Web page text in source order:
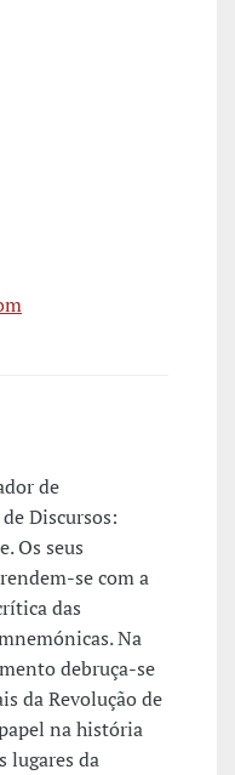
de
Discursos:
Os seus
se com a
das
Na
debruça-se
da Revolução de
na história
lugares da